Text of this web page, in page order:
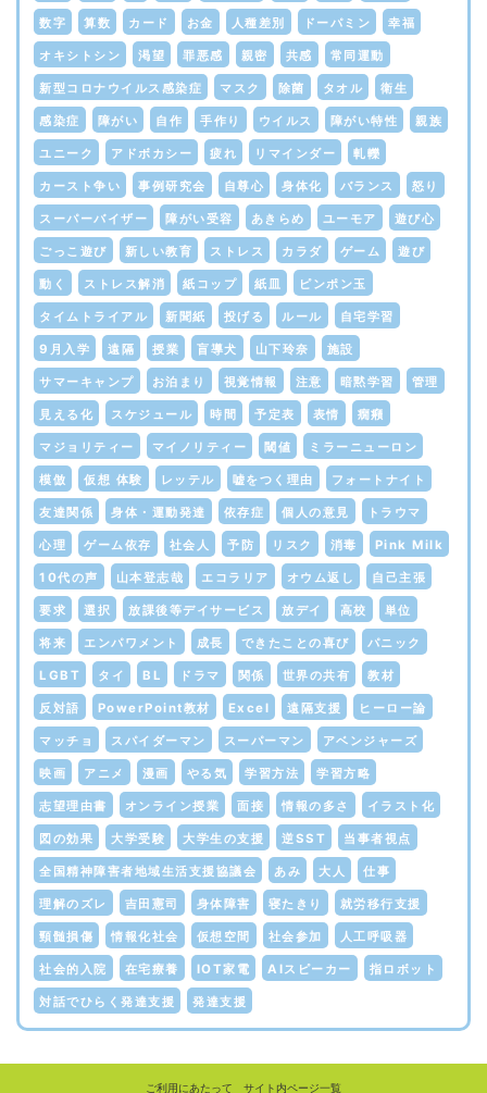
数字 算数 カード お金 人種差別 ドーパミン 幸福
オキシトシン 渇望 罪悪感 親密 共感 常同運動
新型コロナウイルス感染症 マスク 除菌 タオル 衛生
感染症 障がい 自作 手作り ウイルス 障がい特性 親族
ユニーク アドボカシー 疲れ リマインダー 軋轢
カースト争い 事例研究会 自尊心 身体化 バランス 怒り
スーパーバイザー 障がい受容 あきらめ ユーモア 遊び心
ごっこ遊び 新しい教育 ストレス カラダ ゲーム 遊び
動く ストレス解消 紙コップ 紙皿 ピンポン玉
タイムトライアル 新聞紙 投げる ルール 自宅学習
9月入学 遠隔 授業 盲導犬 山下玲奈 施設
サマーキャンプ お泊まり 視覚情報 注意 暗黙学習 管理
見える化 スケジュール 時間 予定表 表情 癇癪
マジョリティー マイノリティー 閾値 ミラーニューロン
模倣 仮想 体験 レッテル 嘘をつく理由 フォートナイト
友達関係 身体・運動発達 依存症 個人の意見 トラウマ
心理 ゲーム依存 社会人 予防 リスク 消毒 Pink Milk
10代の声 山本登志哉 エコラリア オウム返し 自己主張
要求 選択 放課後等デイサービス 放デイ 高校 単位
将来 エンパワメント 成長 できたことの喜び パニック
LGBT タイ BL ドラマ 関係 世界の共有 教材
反対語 PowerPoint教材 Excel 遠隔支援 ヒーロー論
マッチョ スパイダーマン スーパーマン アベンジャーズ
映画 アニメ 漫画 やる気 学習方法 学習方略
志望理由書 オンライン授業 面接 情報の多さ イラスト化
図の効果 大学受験 大学生の支援 逆SST 当事者視点
全国精神障害者地域生活支援協議会 あみ 大人 仕事
理解のズレ 吉田憲司 身体障害 寝たきり 就労移行支援
頸髄損傷 情報化社会 仮想空間 社会参加 人工呼吸器
社会的入院 在宅療養 IOT家電 AIスピーカー 指ロボット
対話でひらく発達支援 発達支援
ご利用にあたって サイト内ページ一覧